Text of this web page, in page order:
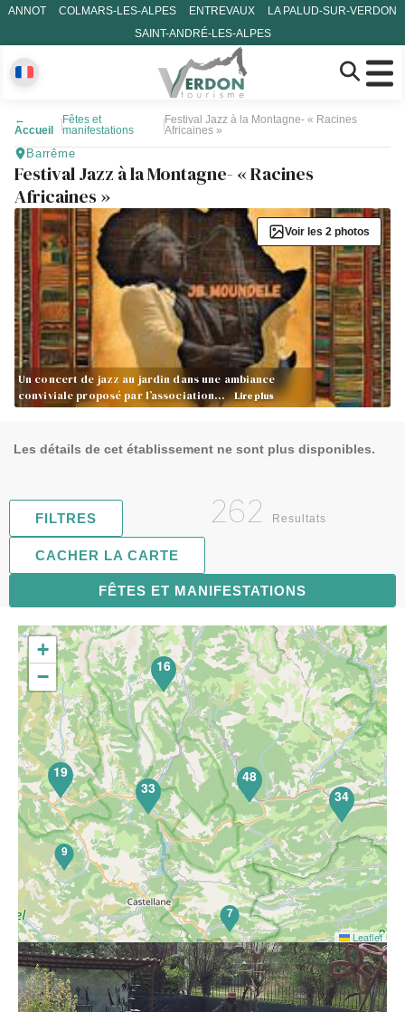
ANNOT COLMARS-LES-ALPES ENTREVAUX
LA PALUD-SUR-VERDON
SAINT-ANDRÉ-LES-ALPES
←
Accueil
Fêtes et
manifestations
Festival Jazz à la Montagne- « Racines
Africaines »
Barrême
Festival Jazz à la Montagne- « Racines
Africaines »
Un concert de jazz au jardin dans une ambiance
conviviale proposé par l’association… Lire plus
Voir les 2 photos
Les détails de cet établissement ne sont plus disponibles.
FILTRES 262 Resultats
FÊTES ET MANIFESTATIONS
CACHER LA CARTE
L'art de la récup : André Olant expose ses sculptures en
fer forgé dans son atelier de la Beïte.
7
9
19
33
48
34
16
67
+
−
Leaflet